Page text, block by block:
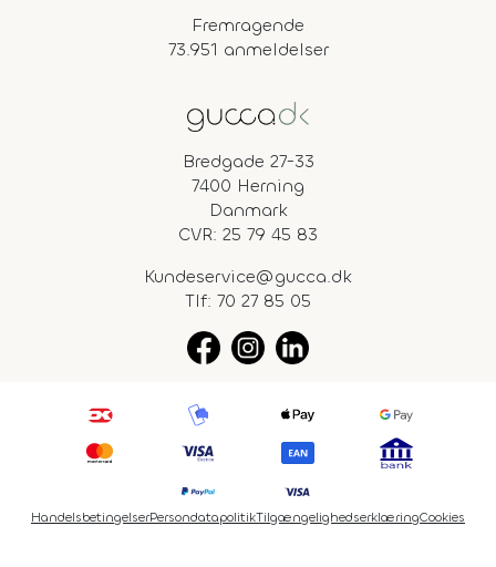
Fremragende
73.951 anmeldelser
Bredgade 27-33
7400 Herning
Danmark
CVR: 25 79 45 83
Kundeservice@gucca.dk
Tlf: 70 27 85 05
HandelsbetingelserPersondatapolitikTilgængelighedserklæringCookies